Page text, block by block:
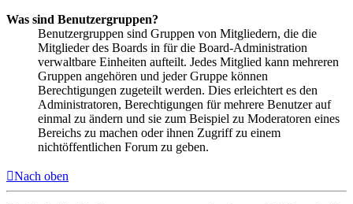
Was sind Benutzergruppen?
Benutzergruppen sind Gruppen von Mitgliedern, die die
Mitglieder des Boards in für die Board-Administration
verwaltbare Einheiten aufteilt. Jedes Mitglied kann mehreren
Gruppen angehören und jeder Gruppe können
Berechtigungen zugeteilt werden. Dies erleichtert es den
Administratoren, Berechtigungen für mehrere Benutzer auf
einmal zu ändern und sie zum Beispiel zu Moderatoren eines
Bereichs zu machen oder ihnen Zugriff zu einem
nichtöffentlichen Forum zu geben.
Nach oben